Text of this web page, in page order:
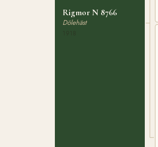
Rigmor N 8766
Dölehäst